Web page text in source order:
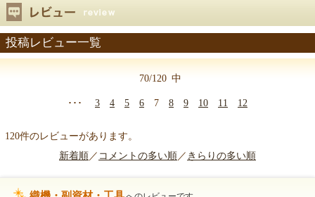
投稿レビュー一覧
70/120 中
･･･ 3 4 5 6 7 8 9 10 11 12
120件のレビューがあります。
新着順／ コメントの多い順／ きらりの多い順